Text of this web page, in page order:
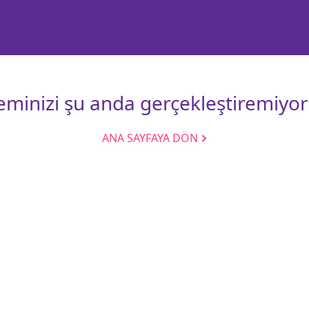
şu anda
ANA SAYFAYA DÖN